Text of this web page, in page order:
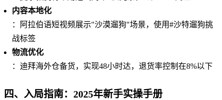
内容本地化
：阿拉伯语短视频展示"沙漠遛狗"场景，使用#沙特遛狗挑
战标签
物流优化
：迪拜海外仓备货，实现48小时达，退货率控制在8%以下
四、入局指南：2025年新手实操手册